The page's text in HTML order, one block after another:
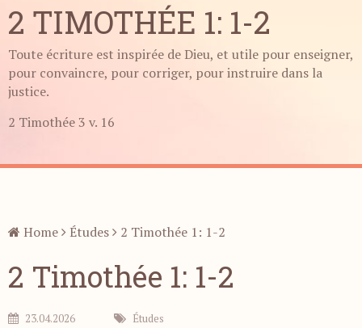
2 TIMOTHÉE 1: 1-2
Toute écriture est inspirée de Dieu, et utile pour enseigner,
pour convaincre, pour corriger, pour instruire dans la
justice.
2 Timothée 3 v. 16
Home Études 2 Timothée 1: 1-2
2 Timothée 1: 1-2
23.04.2026 Études